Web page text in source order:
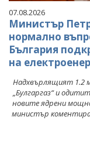
07.08.2026
Министър
нормално
България
на
Надхвърлящият 1.2
„Булгаргаз“ и
новите ядрени
министър коментира